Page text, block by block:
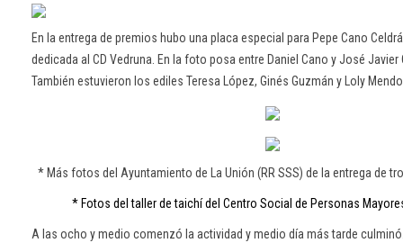
En la entrega de premios hubo una placa especial para Pepe Cano
dedicada al CD Vedruna. En la foto posa entre Daniel Cano y José Javier
También estuvieron los ediles Teresa López, Ginés Guzmán y Loly
* Más fotos del Ayuntamiento de La Unión (RR SSS) de la entrega de
* Fotos del taller de taichí del Centro Social de Personas
A las ocho y medio comenzó la actividad y medio día más tarde